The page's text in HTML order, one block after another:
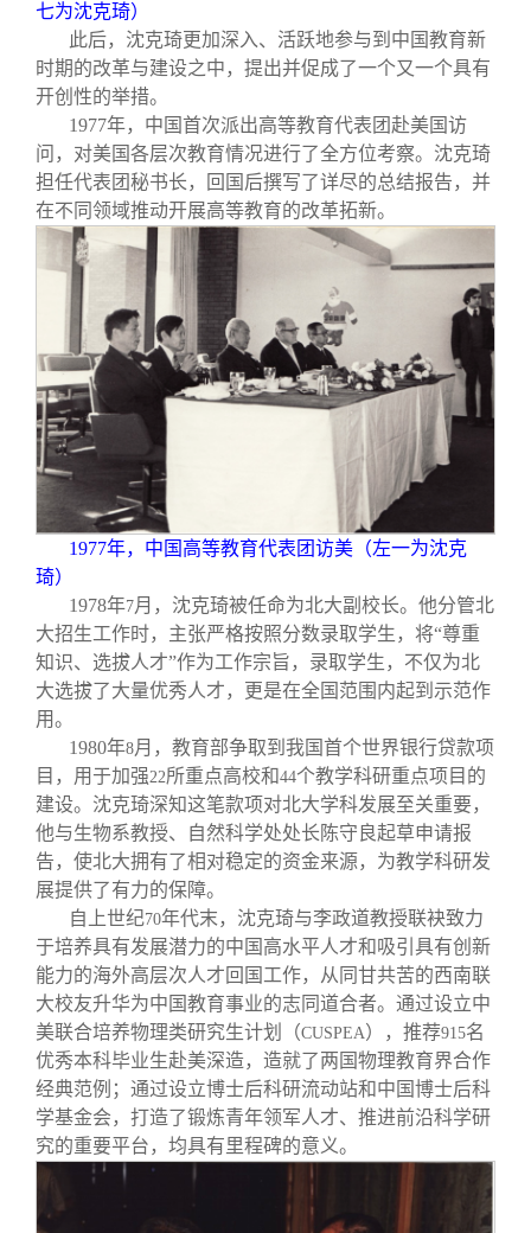
七为沈克琦）
此后，沈克琦更加深入、活跃地参与到中国教育新
时期的改革与建设之中，提出并促成了一个又一个具有
开创性的举措。
1977年，中国首次派出高等教育代表团赴美国访
问，对美国各层次教育情况进行了全方位考察。沈克琦
担任代表团秘书长，回国后撰写了详尽的总结报告，并
在不同领域推动开展高等教育的改革拓新。
1977年，中国高等教育代表团访美（左一为沈克
琦）
1978年7月，沈克琦被任命为北大副校长。他分管北
大招生工作时，主张严格按照分数录取学生，将“尊重
知识、选拔人才”作为工作宗旨，录取学生，不仅为北
大选拔了大量优秀人才，更是在全国范围内起到示范作
用。
1980年8月，教育部争取到我国首个世界银行贷款项
目，用于加强22所重点高校和44个教学科研重点项目的
建设。沈克琦深知这笔款项对北大学科发展至关重要，
他与生物系教授、自然科学处处长陈守良起草申请报
告，使北大拥有了相对稳定的资金来源，为教学科研发
展提供了有力的保障。
自上世纪70年代末，沈克琦与李政道教授联袂致力
于培养具有发展潜力的中国高水平人才和吸引具有创新
能力的海外高层次人才回国工作，从同甘共苦的西南联
大校友升华为中国教育事业的志同道合者。通过设立中
美联合培养物理类研究生计划（CUSPEA），推荐915名
优秀本科毕业生赴美深造，造就了两国物理教育界合作
经典范例；通过设立博士后科研流动站和中国博士后科
学基金会，打造了锻炼青年领军人才、推进前沿科学研
究的重要平台，均具有里程碑的意义。